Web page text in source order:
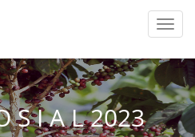
S I A L 2023